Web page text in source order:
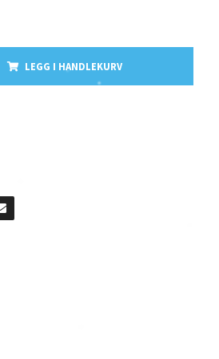
LEGG I HANDLEKURV